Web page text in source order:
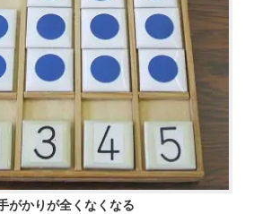
がかりが全くなくなる